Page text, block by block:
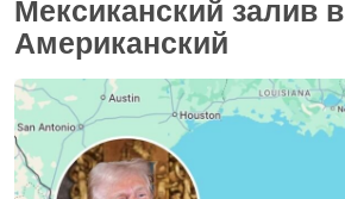
Мексиканский залив в
Американский